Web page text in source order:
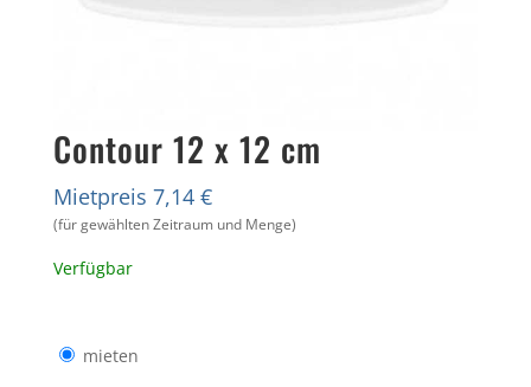
Contour 12 x 12 cm
Mietpreis 7,14 €
(für gewählten Zeitraum und Menge)
Verfügbar
mieten